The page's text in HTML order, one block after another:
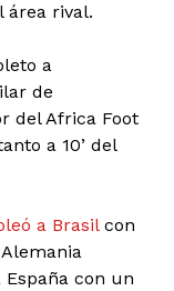
área rival.
a
de
del Africa Foot
a 10’ del
a Brasilcon
con un